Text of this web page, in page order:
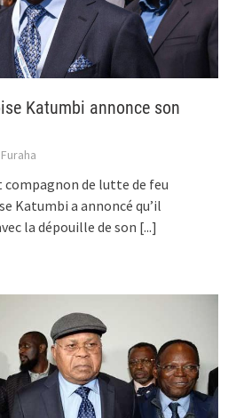
Katumbi annonce son
compagnon de lutte de feu
Katumbi a annoncé qu’il
la dépouille de son [...]